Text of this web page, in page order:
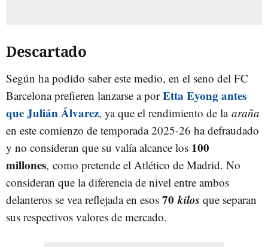
Descartado
Según ha podido saber este medio, en el seno del FC
Barcelona prefieren lanzarse a porEtta Eyong antes
que Julián Álvarez, ya que el rendimiento de la araña
en este comienzo de temporada 2025-26 ha defraudado
y no consideran que su valía alcance los 100
millones, como pretende el Atlético de Madrid. No
consideran que la diferencia de nivel entre ambos
delanteros se vea reflejada en esos 70kilos que separan
sus respectivos valores de mercado.